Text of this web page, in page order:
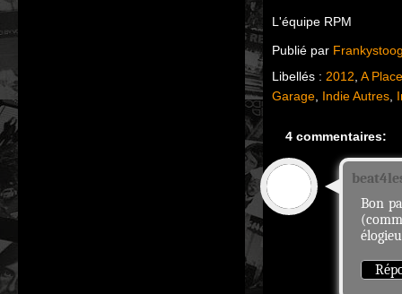
L'équipe RPM
Publié par
Libellés : 2012 A
Garage Indie Autres
4 commentaires:
Bon